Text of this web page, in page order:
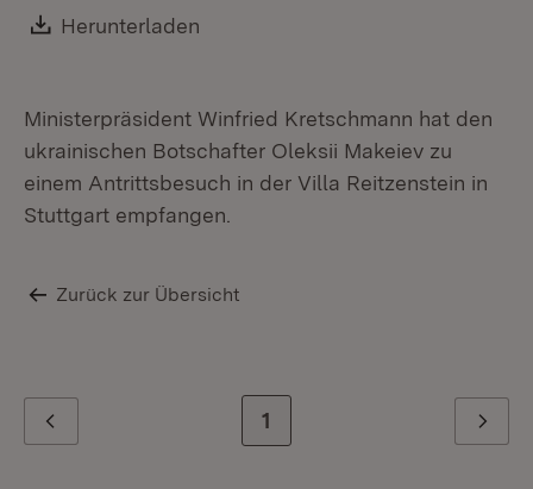
Download:
Herunterladen
Ministerpräsident Winfried Kretschmann hat den
ukrainischen Botschafter Oleksii Makeiev zu
einem Antrittsbesuch in der Villa Reitzenstein in
Stuttgart empfangen.
Zurück zur Übersicht
Zur letzten Seite
1 Weiter